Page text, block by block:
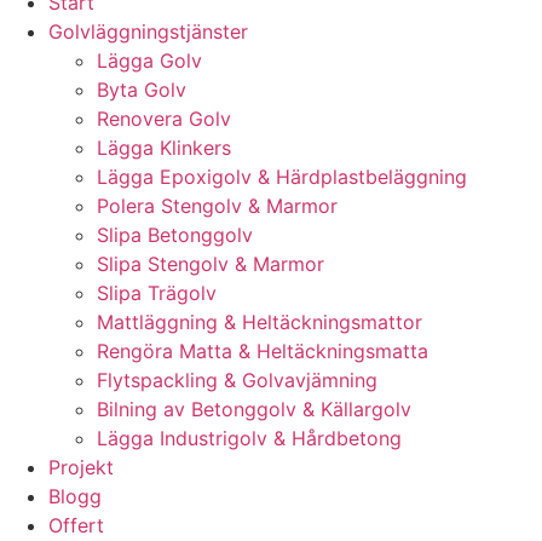
Golvläggningstjänster
Lägga Golv
Byta Golv
Renovera Golv
Lägga Klinkers
Lägga Epoxigolv & Härdplastbeläggning
Polera Stengolv & Marmor
Slipa Betonggolv
Slipa Stengolv & Marmor
Slipa Trägolv
Mattläggning & Heltäckningsmattor
Rengöra Matta & Heltäckningsmatta
Flytspackling & Golvavjämning
Bilning av Betonggolv & Källargolv
Lägga Industrigolv & Hårdbetong
Projekt
Blogg
Offert